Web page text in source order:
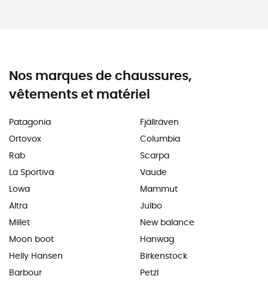
Nos marques de chaussures,
vêtements et matériel
Patagonia
Ortovox
Rab
La Sportiva
Lowa
Altra
Millet
Moon boot
Helly Hansen
Barbour
Fjällräven
Columbia
Scarpa
Vaude
Mammut
Julbo
New balance
Hanwag
Birkenstock
Petzl